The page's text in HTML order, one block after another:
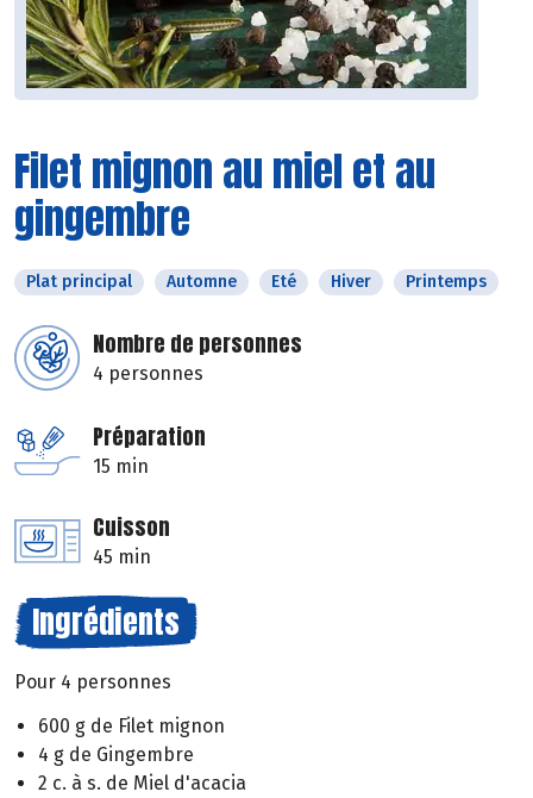
Filet mignon au miel et au
gingembre
Plat principal Automne Eté Hiver Printemps
Nombre de personnes
4 personnes
Préparation
15 min
Cuisson
45 min
Ingrédients
Pour 4 personnes
600 g de Filet mignon
4 g de Gingembre
2 c. à s. de Miel d'acacia